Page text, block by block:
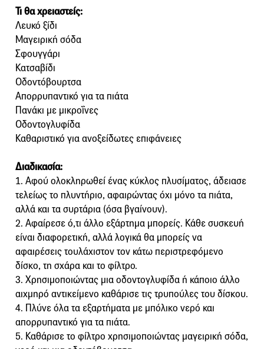
Τι θα χρειαστείς:
Λευκό ξίδι
Μαγειρική σόδα
Σφουγγάρι
Κατσαβίδι
Οδοντόβουρτσα
Απορρυπαντικό για τα πιάτα
Πανάκι με μικροΐνες
Οδοντογλυφίδα
Καθαριστικό για ανοξείδωτες επιφάνειες
Διαδικασία:
1. Αφού ολοκληρωθεί ένας κύκλος πλυσίματος, άδειασε
τελείως το πλυντήριο, αφαιρώντας όχι μόνο τα πιάτα,
αλλά και τα συρτάρια (όσα βγαίνουν).
2. Αφαίρεσε ό,τι άλλο εξάρτημα μπορείς. Κάθε συσκευή
είναι διαφορετική, αλλά λογικά θα μπορείς να
αφαιρέσεις τουλάχιστον τον κάτω περιστρεφόμενο
δίσκο, τη σχάρα και το φίλτρο.
3. Χρησιμοποιώντας μια οδοντογλυφίδα ή κάποιο άλλο
αιχμηρό αντικείμενο καθάρισε τις τρυπούλες του δίσκου.
4. Πλύνε όλα τα εξαρτήματα με μπόλικο νερό και
απορρυπαντικό για τα πιάτα.
5. Καθάρισε το φίλτρο χρησιμοποιώντας μαγειρική σόδα,